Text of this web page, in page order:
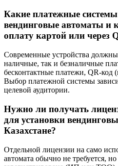
Какие платежные
вендинговые автоматы и
оплату картой или через
Современные устройства
наличные, так и безналичные
бесконтактные платежи, QR-код
Выбор платежной системы
целевой аудитории.
Нужно ли получать
для установки
Казахстане?
Отдельной лицензии на само
автомата обычно не требуется,